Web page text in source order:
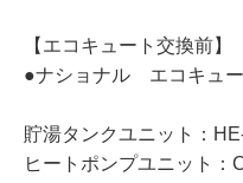
【エコキュート交換前】
●ナショナル エコキュ
貯湯タンクユニット：
ヒートポンプユニット：